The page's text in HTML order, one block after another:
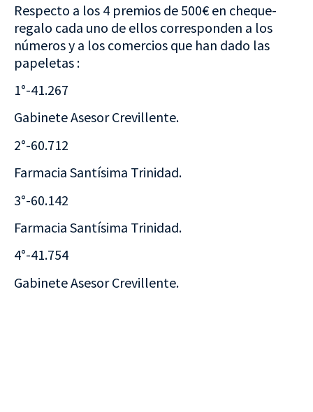
Respecto a los 4 premios de 500€ en cheque-
regalo cada uno de ellos corresponden a los
números y a los comercios que han dado las
papeletas :
1°-41.267
Gabinete Asesor Crevillente.
2°-60.712
Farmacia Santísima Trinidad.
3°-60.142
Farmacia Santísima Trinidad.
4°-41.754
Gabinete Asesor Crevillente.